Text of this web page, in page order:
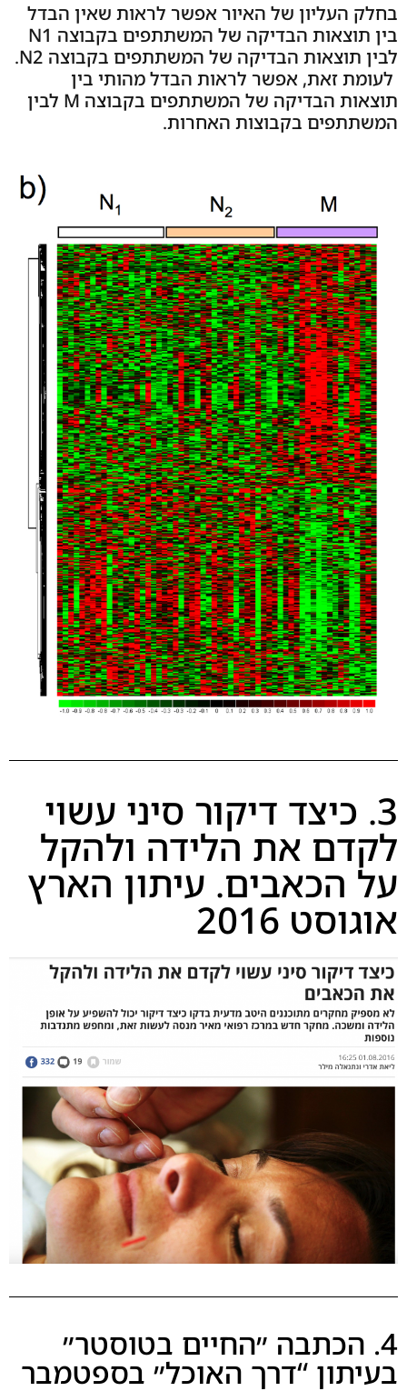
בחלק העליון של האיור אפשר לראות שאין הבדל
בין תוצאות הבדיקה של המשתתפים בקבוצה N1
לבין תוצאות הבדיקה של המשתתפים בקבוצה N2.
לעומת זאת, אפשר לראות הבדל מהותי בין
תוצאות הבדיקה של המשתתפים בקבוצה M לבין
המשתתפים בקבוצות האחרות.
3. כיצד דיקור סיני עשוי
לקדם את הלידה ולהקל
על הכאבים. עיתון הארץ
אוגוסט 2016
4. הכתבה ״החיים בטוסטר״
בעיתון “דרך האוכל״ בספטמבר